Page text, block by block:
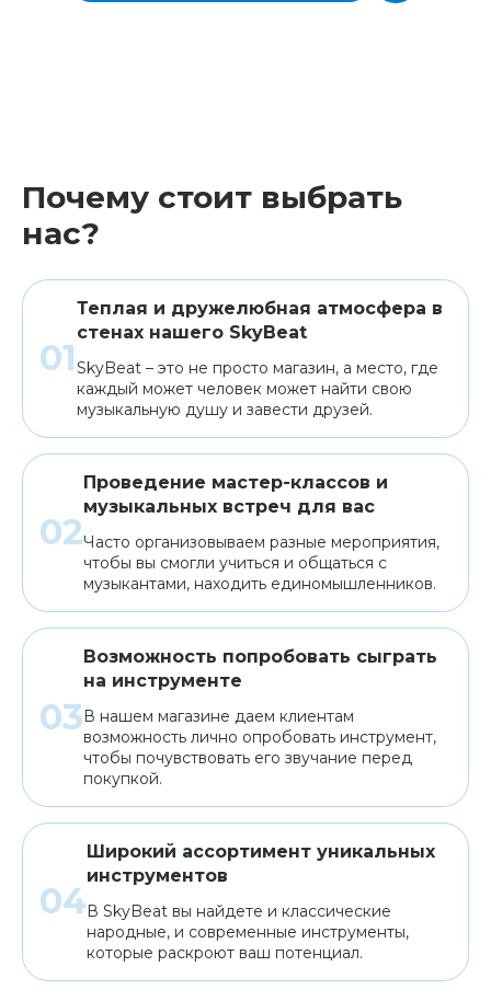
Почему стоит выбрать
нас?
Теплая и дружелюбная атмосфера в
стенах нашего SkyBeat
SkyBeat – это не просто магазин, а место, где
каждый может человек может найти свою
музыкальную душу и завести друзей.
Проведение мастер-классов и
музыкальных встреч для вас
Часто организовываем разные мероприятия,
чтобы вы смогли учиться и общаться с
музыкантами, находить единомышленников.
Возможность попробовать сыграть
на инструменте
В нашем магазине даем клиентам
возможность лично опробовать инструмент,
чтобы почувствовать его звучание перед
покупкой.
Широкий ассортимент уникальных
инструментов
В SkyBeat вы найдете и классические
народные, и современные инструменты,
которые раскроют ваш потенциал.